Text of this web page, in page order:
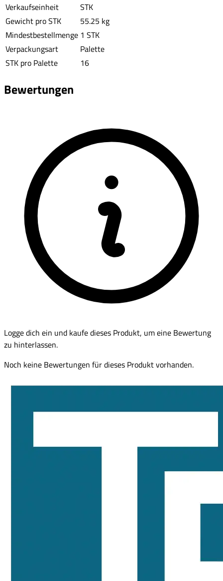
Verkaufseinheit
STK
Gewicht pro STK
55.25 kg
Mindestbestellmenge 1 STK
Verpackungsart
Palette
STK pro Palette
16
Bewertungen
Logge dich ein und kaufe dieses Produkt, um eine Bewertung
zu hinterlassen.
Noch keine Bewertungen für dieses Produkt vorhanden.